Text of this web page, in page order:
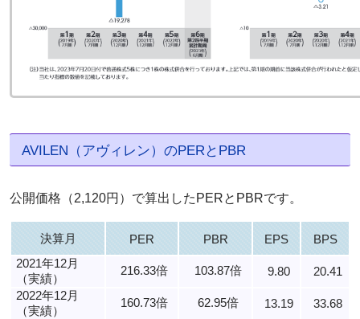
AVILEN（アヴィレン）のPERとPBR
公開価格（2,120円）で算出したPERとPBRです。
決算月 PER PBR EPS
BPS
2021年12月
（実績）
216.33倍 103.87倍 9.80
20.41
2022年12月
（実績）
160.73倍 62.95倍 13.19
33.68